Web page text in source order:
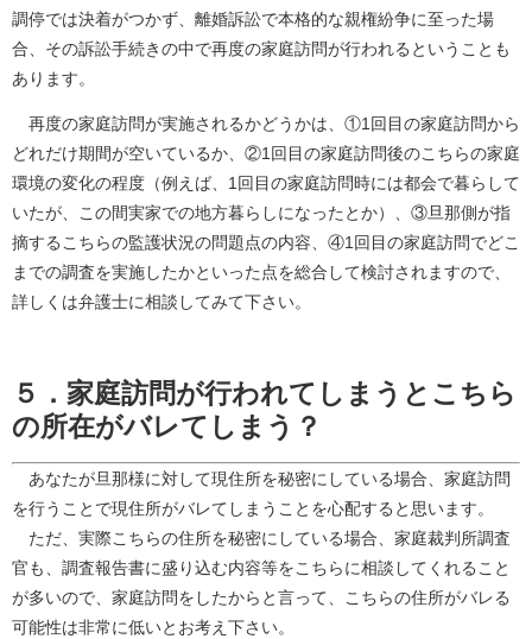
調停では決着がつかず、離婚訴訟で本格的な親権紛争に至った場
合、その訴訟手続きの中で再度の家庭訪問が行われるということも
あります。
再度の家庭訪問が実施されるかどうかは、①1回目の家庭訪問から
どれだけ期間が空いているか、②1回目の家庭訪問後のこちらの家庭
環境の変化の程度（例えば、1回目の家庭訪問時には都会で暮らして
いたが、この間実家での地方暮らしになったとか）、③旦那側が指
摘するこちらの監護状況の問題点の内容、④1回目の家庭訪問でどこ
までの調査を実施したかといった点を総合して検討されますので、
詳しくは弁護士に相談してみて下さい。
５．家庭訪問が行われてしまうとこちら
の所在がバレてしまう？
あなたが旦那様に対して現住所を秘密にしている場合、家庭訪問
を行うことで現住所がバレてしまうことを心配すると思います。
ただ、実際こちらの住所を秘密にしている場合、家庭裁判所調査
官も、調査報告書に盛り込む内容等をこちらに相談してくれること
が多いので、家庭訪問をしたからと言って、こちらの住所がバレる
可能性は非常に低いとお考え下さい。